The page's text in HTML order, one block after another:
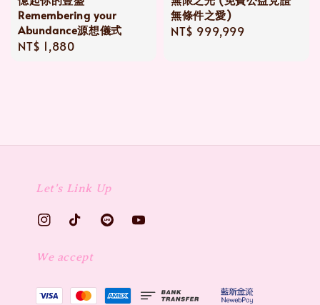
Remembering your
Abundance源想儀式
Regular
NT$ 1,880
無條件之愛)
Regular
NT$ 999,999
Let's Link Up
We accept